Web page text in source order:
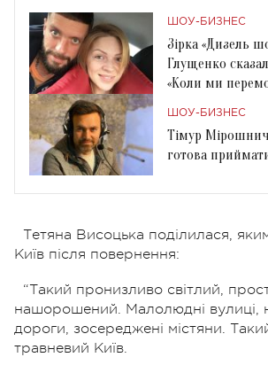
ШОУ-БИЗНЕС
Зірка «Дизель
Глущенко
«Коли ми
ШОУ-БИЗНЕС
Тімур
готова
Тетяна Висоцька поділилася,
Київ після повернення:
“Такий пронизливо світлий,
нашорошений. Малолюдні вулиці,
дороги, зосереджені містяни.
травневий Київ.